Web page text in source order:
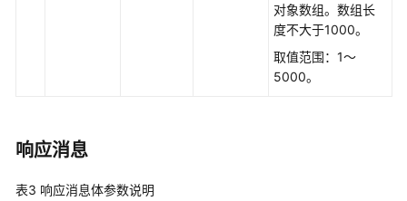
言
修
对象数组。数组长
度不大于1000。
取值范围：1～
5000。
响应消息
表3 响应消息体参数说明